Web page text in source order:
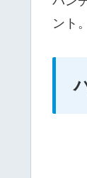
ント。